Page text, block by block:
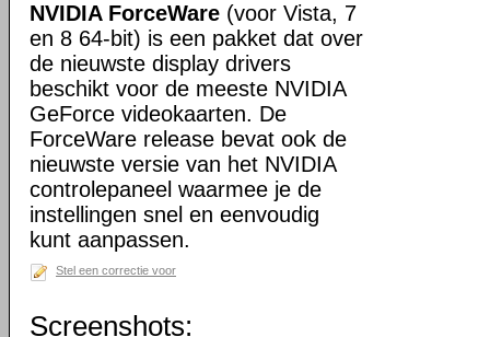
NVIDIA ForceWare (voor Vista, 7
en 8 64-bit) is een pakket dat over
de nieuwste display drivers
beschikt voor de meeste NVIDIA
GeForce videokaarten. De
ForceWare release bevat ook de
nieuwste versie van het NVIDIA
controlepaneel waarmee je de
instellingen snel en eenvoudig
kunt aanpassen.
Stel een correctie voor
Screenshots: